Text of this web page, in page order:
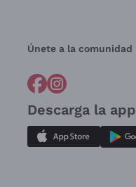
Únete a la comunidad
Descarga la app